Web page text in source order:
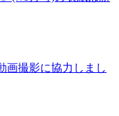
撮影に協力しまし